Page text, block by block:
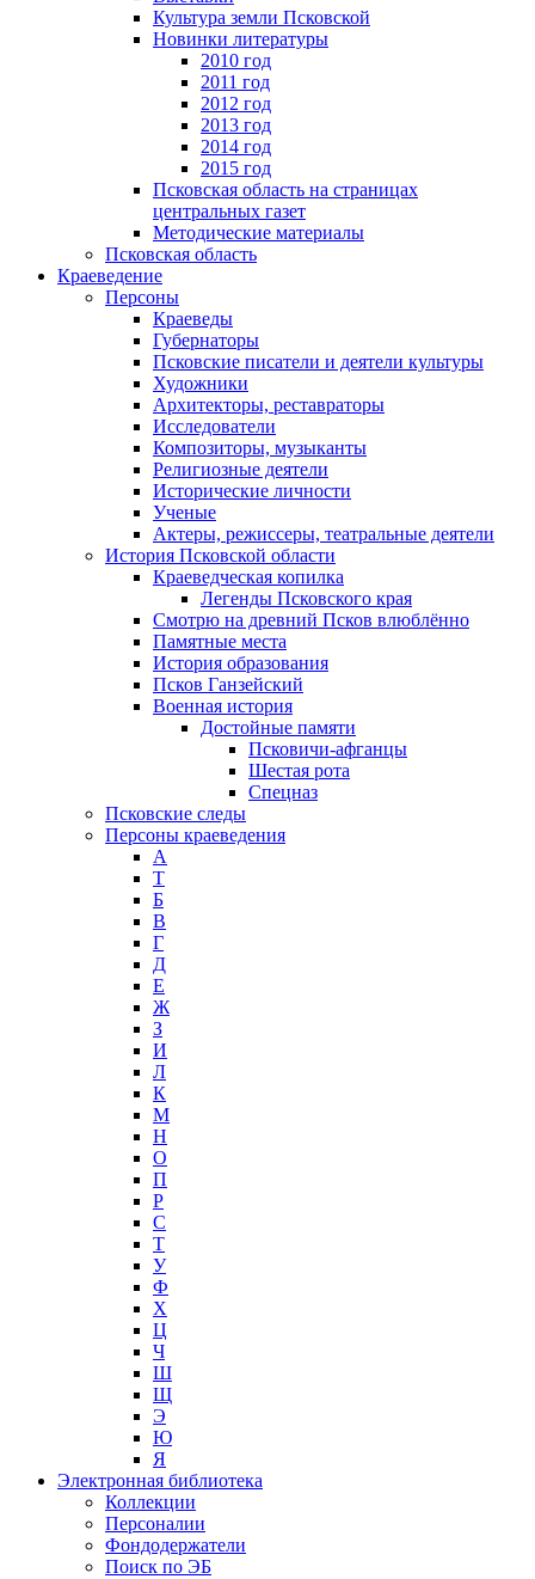
Культура земли Псковской
Новинки литературы
2010 год
2011 год
2012 год
2013 год
2014 год
2015 год
Псковская область на страницах
центральных газет
Методические материалы
Псковская область
Краеведение
Персоны
Краеведы
Губернаторы
Псковские писатели и деятели культуры
Художники
Архитекторы, реставраторы
Исследователи
Композиторы, музыканты
Религиозные деятели
Исторические личности
Ученые
Актеры, режиссеры, театральные деятели
История Псковской области
Краеведческая копилка
Легенды Псковского края
Смотрю на древний Псков влюблённо
Памятные места
История образования
Псков Ганзейский
Военная история
Достойные памяти
Псковичи-афганцы
Шестая рота
Спецназ
Псковские следы
Персоны краеведения
А
T
Б
В
Г
Д
Е
Ж
З
И
Л
К
М
Н
О
П
Р
С
Т
У
Ф
Х
Ц
Ч
Ш
Щ
Э
Ю
Я
Электронная библиотека
Коллекции
Персоналии
Фондодержатели
Поиск по ЭБ